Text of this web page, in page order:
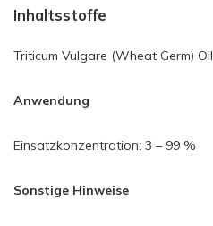
Inhaltsstoffe
Triticum Vulgare (Wheat Germ) Oil
Anwendung
Einsatzkonzentration: 3 – 99 %
Sonstige Hinweise